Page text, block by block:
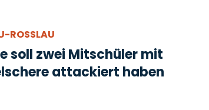
ROSSLAU
soll zwei Mitschüler mit
attackiert haben